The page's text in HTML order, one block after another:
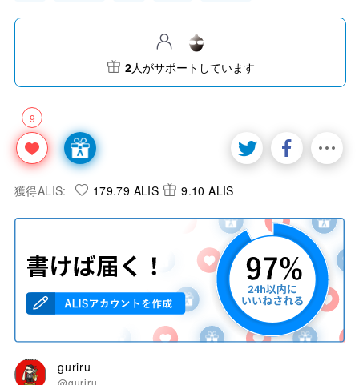
9
2人がサポートしています
獲得ALIS: 179.79 ALIS 9.10 ALIS
guriru